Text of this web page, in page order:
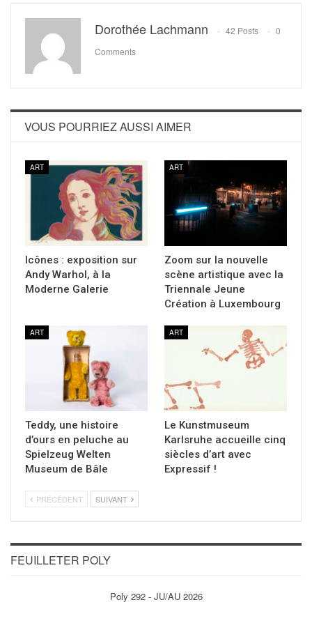
Dorothée Lachmann 42 Posts
0
Comments
VOUS POURRIEZ AUSSI AIMER
ART
Icônes : exposition sur
Andy Warhol, à la
Moderne Galerie
ART
Zoom sur la nouvelle
scène artistique avec la
Triennale Jeune
Création à Luxembourg
ART
Teddy, une histoire
d’ours en peluche au
Spielzeug Welten
Museum de Bâle
ART
Le Kunstmuseum
Karlsruhe accueille cinq
siècles d’art avec
Expressif !
PRÉCÉDENT SUIVANT
FEUILLETER POLY
Poly 292 - JU/AU 2026